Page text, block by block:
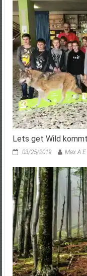
Lets get Wild
03/25/2019 Max A